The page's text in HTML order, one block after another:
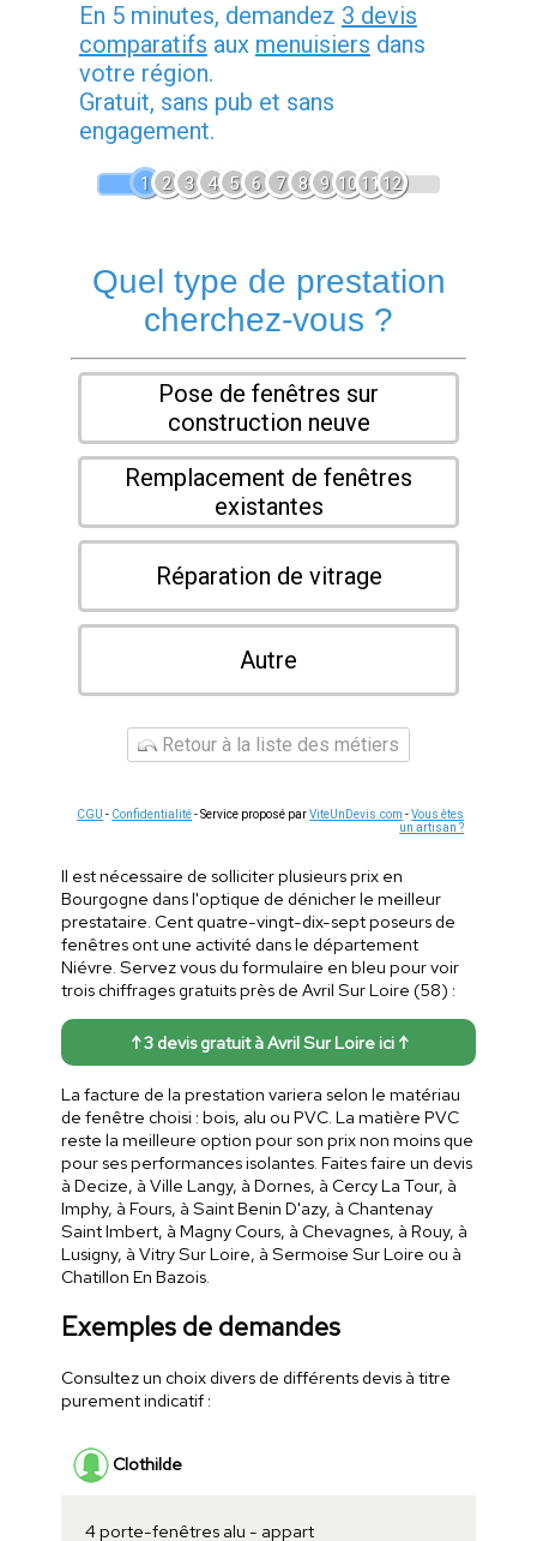
En 5 minutes, demandez 3 devis
comparatifs aux menuisiers dans
votre région.
Gratuit, sans pub et sans
engagement.
1 2 3 4 5 6 7 8 9 1011 12
Quel type de prestation
cherchez-vous ?
Pose de fenêtres sur
construction neuve
Remplacement de fenêtres
existantes
Réparation de vitrage
Autre
Retour à la liste des métiers
CGU - Confidentialité- Service proposé parViteUnDevis.com -Vous êtes
un artisan ?
Il est nécessaire de solliciter plusieurs prix en
Bourgogne dans l'optique de dénicher le meilleur
prestataire. Cent quatre-vingt-dix-sept poseurs de
fenêtres ont une activité dans le département
Niévre. Servez vous du formulaire en bleu pour voir
trois chiffrages gratuits près de Avril Sur Loire (58) :
↑ 3 devis gratuit à Avril Sur Loire ici ↑
La facture de la prestation variera selon le matériau
de fenêtre choisi : bois, alu ou PVC. La matière PVC
reste la meilleure option pour son prix non moins que
pour ses performances isolantes. Faites faire un devis
à Decize, à Ville Langy, à Dornes, à Cercy La Tour, à
Imphy, à Fours, à Saint Benin D'azy, à Chantenay
Saint Imbert, à Magny Cours, à Chevagnes, à Rouy, à
Lusigny, à Vitry Sur Loire, à Sermoise Sur Loire ou à
Chatillon En Bazois.
Exemples de demandes
Consultez un choix divers de différents devis à titre
purement indicatif :
Clothilde
4 porte-fenêtres alu - appart